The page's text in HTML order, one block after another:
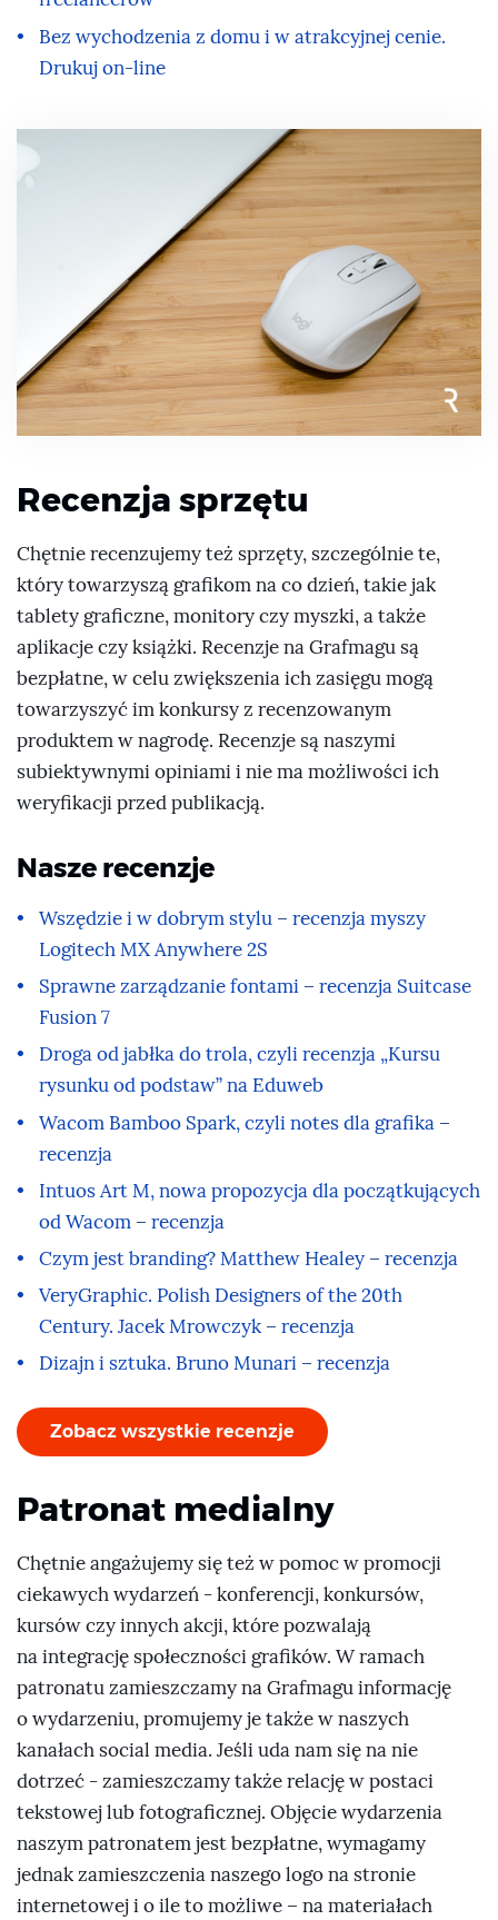
Bez wychodzenia z domu i w atrakcyjnej cenie.
Drukuj on-line
Recenzja sprzętu
Chętnie recenzujemy też sprzęty, szczególnie te,
który towarzyszą grafikom na co dzień, takie jak
tablety graficzne, monitory czy myszki, a także
aplikacje czy książki. Recenzje na Grafmagu są
bezpłatne, w celu zwiększenia ich zasięgu mogą
towarzyszyć im konkursy z recenzowanym
produktem w nagrodę. Recenzje są naszymi
subiektywnymi opiniami i nie ma możliwości ich
weryfikacji przed publikacją.
Nasze recenzje
Wszędzie i w dobrym stylu – recenzja myszy
Logitech MX Anywhere 2S
Sprawne zarządzanie fontami – recenzja Suitcase
Fusion 7
Droga od jabłka do trola, czyli recenzja „Kursu
rysunku od podstaw” na Eduweb
Wacom Bamboo Spark, czyli notes dla grafika –
recenzja
Intuos Art M, nowa propozycja dla początkujących
od Wacom – recenzja
Czym jest branding? Matthew Healey – recenzja
VeryGraphic. Polish Designers of the 20th
Century. Jacek Mrowczyk – recenzja
Dizajn i sztuka. Bruno Munari – recenzja
Zobacz wszystkie recenzje
Patronat medialny
Chętnie angażujemy się też w pomoc w promocji
ciekawych wydarzeń - konferencji, konkursów,
kursów czy innych akcji, które pozwalają
na integrację społeczności grafików. W ramach
patronatu zamieszczamy na Grafmagu informację
o wydarzeniu, promujemy je także w naszych
kanałach social media. Jeśli uda nam się na nie
dotrzeć - zamieszczamy także relację w postaci
tekstowej lub fotograficznej. Objęcie wydarzenia
naszym patronatem jest bezpłatne, wymagamy
jednak zamieszczenia naszego logo na stronie
internetowej i o ile to możliwe – na materiałach